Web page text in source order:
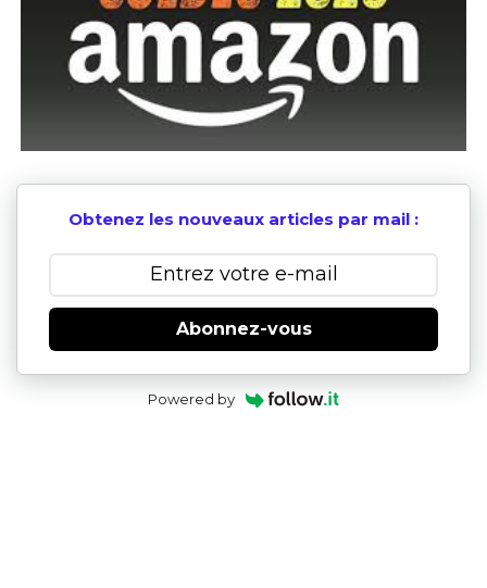
Obtenez les nouveaux articles par mail :
Abonnez-vous
Powered by